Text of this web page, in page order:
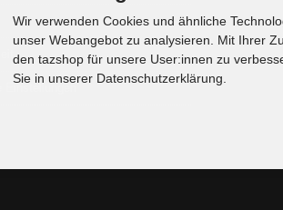
Einstellungen
Wir verwenden Cookies und ähnliche
unser Webangebot zu analysieren. Mit Ihrer
den tazshop für unsere User:innen zu
Sie in unserer Datenschutzerklärung.